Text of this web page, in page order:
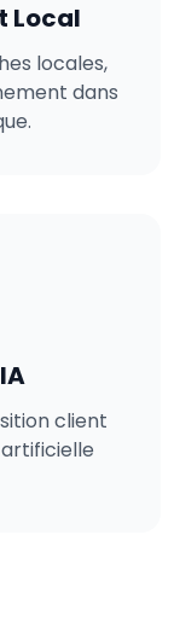
Local
locales,
dans
client